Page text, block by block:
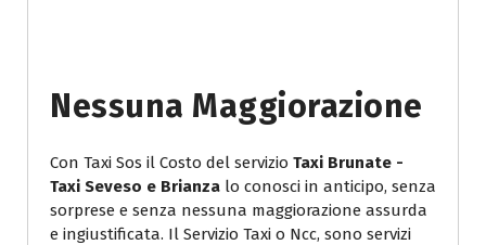
Nessuna Maggiorazione
Con Taxi Sos il Costo del servizio Taxi Brunate -
Taxi Seveso e Brianza lo conosci in anticipo, senza
sorprese e senza nessuna maggiorazione assurda
e ingiustificata. Il Servizio Taxi o Ncc, sono servizi